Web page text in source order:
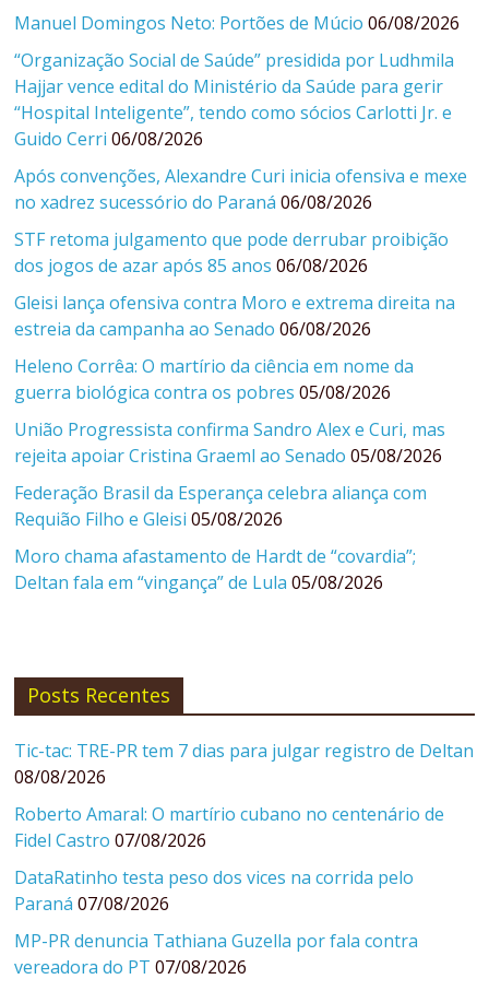
Manuel Domingos Neto: Portões de Múcio 06/08/2026
“Organização Social de Saúde” presidida por Ludhmila
Hajjar vence edital do Ministério da Saúde para gerir
“Hospital Inteligente”, tendo como sócios Carlotti Jr. e
Guido Cerri 06/08/2026
Após convenções, Alexandre Curi inicia ofensiva e mexe
no xadrez sucessório do Paraná 06/08/2026
STF retoma julgamento que pode derrubar proibição
dos jogos de azar após 85 anos 06/08/2026
Gleisi lança ofensiva contra Moro e extrema direita na
estreia da campanha ao Senado 06/08/2026
Heleno Corrêa: O martírio da ciência em nome da
guerra biológica contra os pobres 05/08/2026
União Progressista confirma Sandro Alex e Curi, mas
rejeita apoiar Cristina Graeml ao Senado 05/08/2026
Federação Brasil da Esperança celebra aliança com
Requião Filho e Gleisi 05/08/2026
Moro chama afastamento de Hardt de “covardia”;
Deltan fala em “vingança” de Lula 05/08/2026
Posts Recentes
Tic-tac: TRE-PR tem 7 dias para julgar registro de Deltan
08/08/2026
Roberto Amaral: O martírio cubano no centenário de
Fidel Castro 07/08/2026
DataRatinho testa peso dos vices na corrida pelo
Paraná 07/08/2026
MP-PR denuncia Tathiana Guzella por fala contra
vereadora do PT 07/08/2026